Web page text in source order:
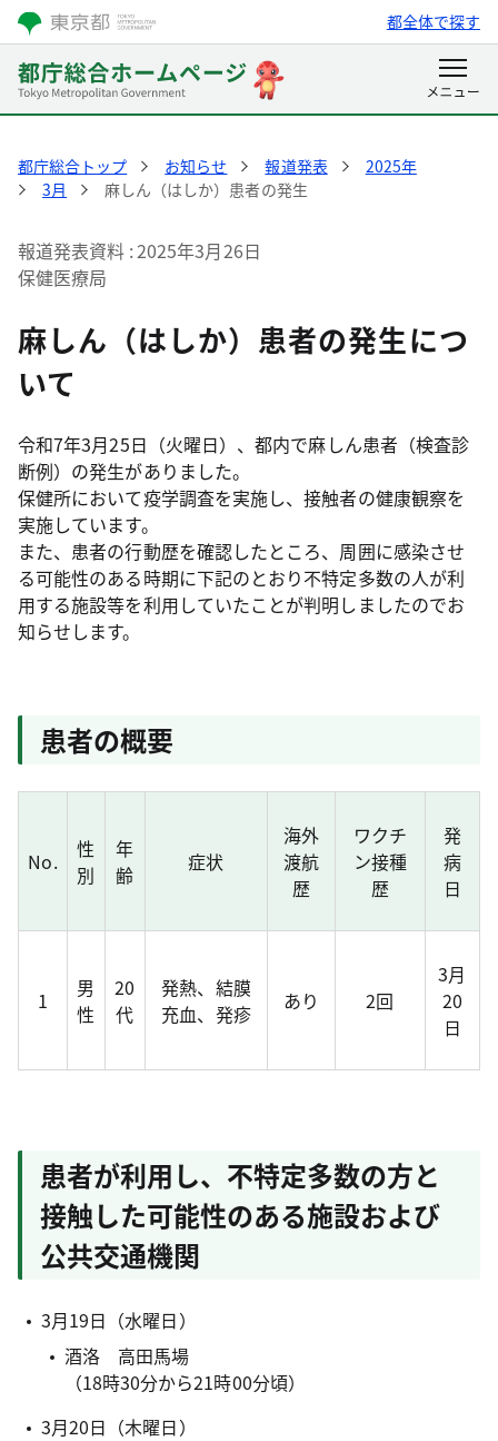
都全体で探す
都庁総合トップ お知らせ 報道発表
2025年
3月
麻しん（はしか）患者の発生
報道発表資料 2025年3月26日
保健医療局
麻しん（はしか）患者の発生につ
いて
令和7年3月25日（火曜日）、都内で麻しん患者（検査診
断例）の発生がありました。
保健所において疫学調査を実施し、接触者の健康観察を
実施しています。
また、患者の行動歴を確認したところ、周囲に感染させ
る可能性のある時期に下記のとおり不特定多数の人が利
用する施設等を利用していたことが判明しましたのでお
知らせします。
患者の概要
No.
性
別
年
齢
症状
海外
渡航
歴
ワクチ
ン接種
歴
発
病
日
1
男
性
20
代
発熱、結膜
充血、発疹
あり 2回
3月
20
日
患者が利用し、不特定多数の方と
接触した可能性のある施設および
公共交通機関
3月19日（水曜日）
酒洛 高田馬場
（18時30分から21時00分頃）
3月20日（木曜日）